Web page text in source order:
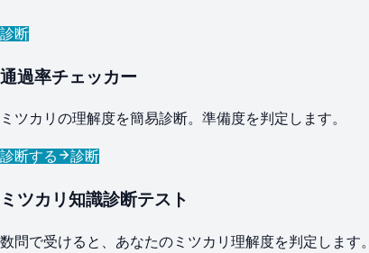
診断
通過率チェッカー
ミツカリの理解度を簡易診断。準備度を判定します。
診断する 診断
ミツカリ知識診断テスト
数問で受けると、あなたのミツカリ理解度を判定します。